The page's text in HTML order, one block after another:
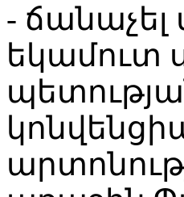
- ճանաչել
եկամուտ